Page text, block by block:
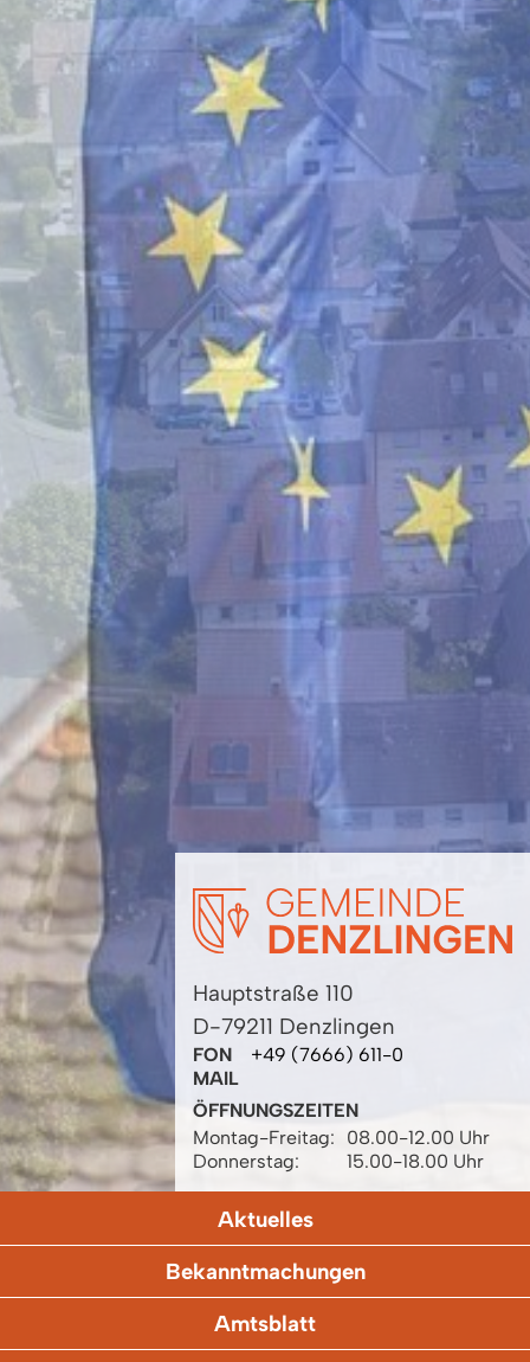
Hauptstraße 110
D-79211 Denzlingen
FON
+49 (7666) 611-0
MAIL
ÖFFNUNGSZEITEN
Montag-Freitag:
08.00-12.00 Uhr
Donnerstag:
15.00-18.00 Uhr
Aktuelles
Bekanntmachungen
Amtsblatt